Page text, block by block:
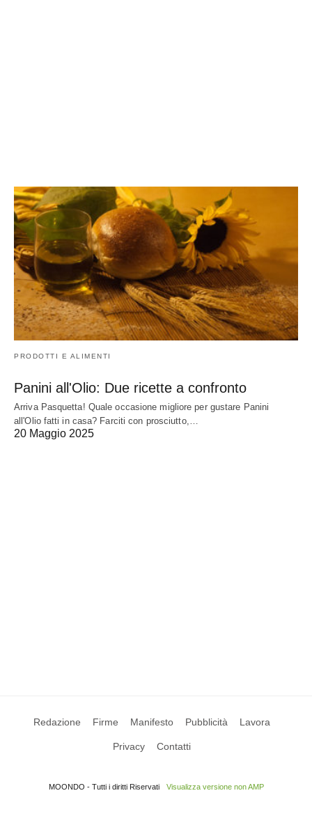
PRODOTTI E ALIMENTI
Panini all'Olio: Due ricette a confronto
Arriva Pasquetta! Quale occasione migliore per gustare Panini
all'Olio fatti in casa? Farciti con prosciutto,…
20 Maggio 2025
Redazione Firme Manifesto Pubblicità Lavora
Privacy Contatti
MOONDO - Tutti i diritti Riservati Visualizza versione non AMP